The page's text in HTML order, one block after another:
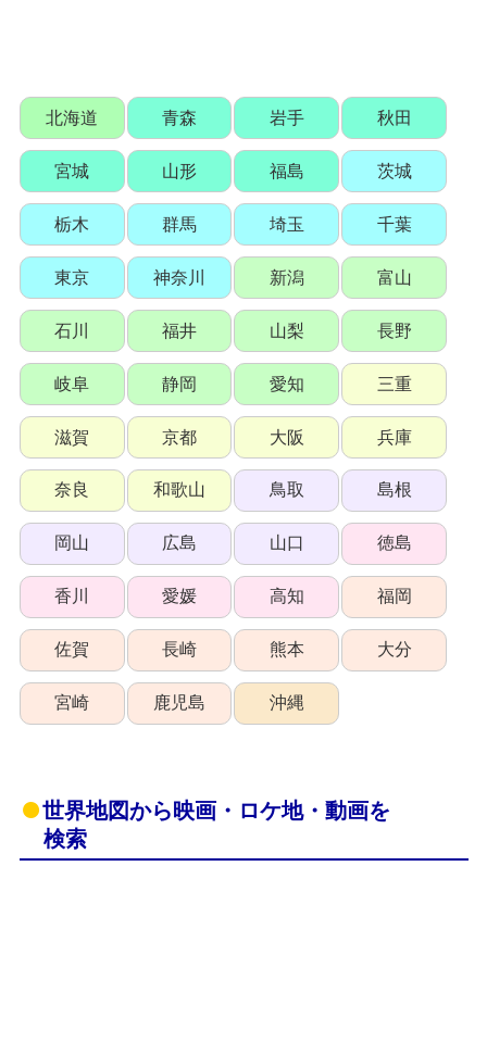
北海道 青森 岩手 秋田
宮城 山形 福島 茨城
栃木 群馬 埼玉 千葉
東京 神奈川 新潟 富山
石川 福井 山梨 長野
岐阜 静岡 愛知 三重
滋賀 京都 大阪 兵庫
奈良 和歌山 鳥取 島根
岡山 広島 山口 徳島
香川 愛媛 高知 福岡
佐賀 長崎 熊本 大分
宮崎 鹿児島 沖縄
世界地図から映画・ロケ地・動画を
検索